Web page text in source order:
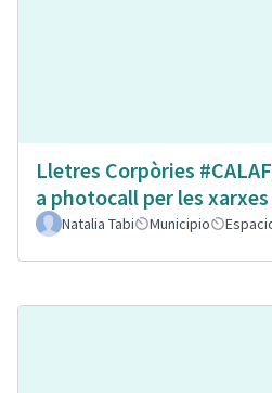
Lletres Corpòries
a photocall per les
Natalia Tabi Municipio